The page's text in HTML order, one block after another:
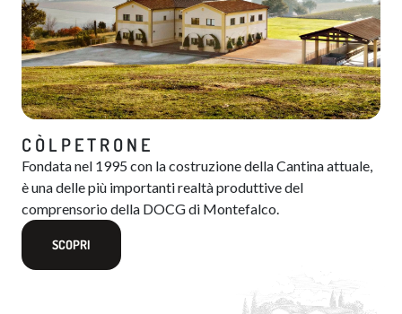
CÒLPETRONE
Fondata nel 1995 con la costruzione della Cantina attuale,
è una delle più importanti realtà produttive del
comprensorio della DOCG di Montefalco.
SCOPRI